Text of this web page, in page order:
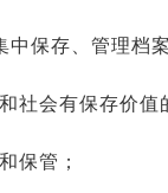
保存、管理档
社会有保存价值
保管；